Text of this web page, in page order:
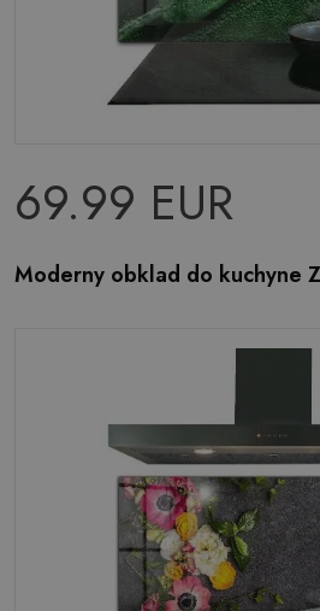
69.99 EUR
Moderny obklad do kuchyne